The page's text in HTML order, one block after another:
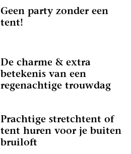
Geen party zonder een
tent!
De charme & extra
betekenis van een
regenachtige trouwdag
Prachtige stretchtent of
tent huren voor je buiten
bruiloft